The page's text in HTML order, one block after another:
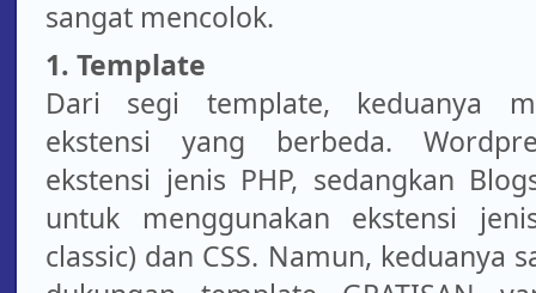
sangat mencolok.
1. Template
Dari segi template, keduanya
ekstensi yang berbeda.
ekstensi jenis PHP, sedangkan
untuk menggunakan ekstensi
classic) dan CSS. Namun, keduanya